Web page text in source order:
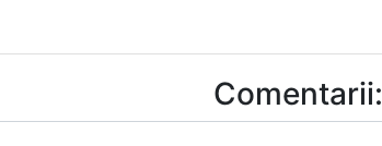
Comentarii: